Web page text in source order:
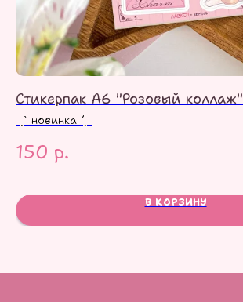
Стикерпак А6 "Розовый коллаж"
˗ˏˋ новинка ´ˎ˗
150 р.
В КОРЗИНУ